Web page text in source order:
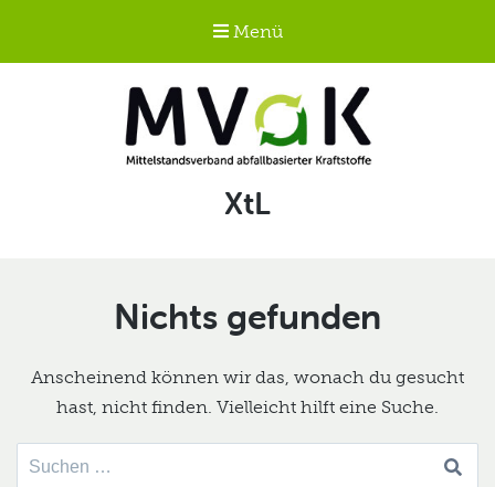
Menü
Mittelstandsverband
abfallbasierter
Schlagwort:
XtL
Nichts gefunden
Anscheinend können wir das, wonach du gesucht
hast, nicht finden. Vielleicht hilft eine Suche.
Suche